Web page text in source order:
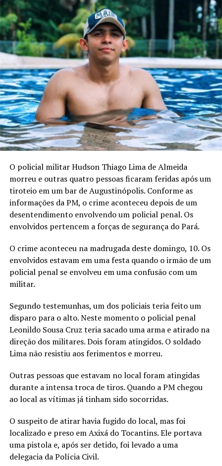
O policial militar Hudson Thiago Lima de Almeida
morreu e outras quatro pessoas ficaram feridas após um
tiroteio em um bar de Augustinópolis. Conforme as
informações da PM, o crime aconteceu depois de um
desentendimento envolvendo um policial penal. Os
envolvidos pertencem a forças de segurança do Pará.
O crime aconteceu na madrugada deste domingo, 10. Os
envolvidos estavam em uma festa quando o irmão de um
policial penal se envolveu em uma confusão com um
militar.
Segundo testemunhas, um dos policiais teria feito um
disparo para o alto. Neste momento o policial penal
Leonildo Sousa Cruz teria sacado uma arma e atirado na
direção dos militares. Dois foram atingidos. O soldado
Lima não resistiu aos ferimentos e morreu.
Outras pessoas que estavam no local foram atingidas
durante a intensa troca de tiros. Quando a PM chegou
ao local as vítimas já tinham sido socorridas.
O suspeito de atirar havia fugido do local, mas foi
localizado e preso em Axixá do Tocantins. Ele portava
uma pistola e, após ser detido, foi levado a uma
delegacia da Polícia Civil.